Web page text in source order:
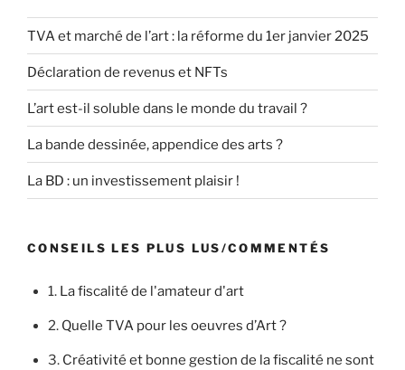
TVA et marché de l’art : la réforme du 1er janvier 2025
Déclaration de revenus et NFTs
L’art est-il soluble dans le monde du travail ?
La bande dessinée, appendice des arts ?
La BD : un investissement plaisir !
CONSEILS LES PLUS LUS/COMMENTÉS
1. La fiscalité de l'amateur d'art
2. Quelle TVA pour les oeuvres d’Art ?
3. Créativité et bonne gestion de la fiscalité ne sont